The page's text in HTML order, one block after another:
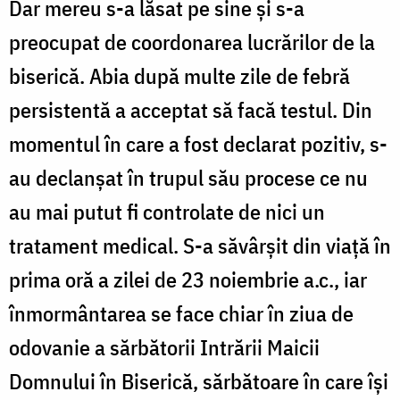
Dar mereu s-a lăsat pe sine și s-a
preocupat de coordonarea lucrărilor de la
biserică. Abia după multe zile de febră
persistentă a acceptat să facă testul. Din
momentul în care a fost declarat pozitiv, s-
au declanșat în trupul său procese ce nu
au mai putut fi controlate de nici un
tratament medical. S-a săvârșit din viață în
prima oră a zilei de 23 noiembrie a.c., iar
înmormântarea se face chiar în ziua de
odovanie a sărbătorii Intrării Maicii
Domnului în Biserică, sărbătoare în care își